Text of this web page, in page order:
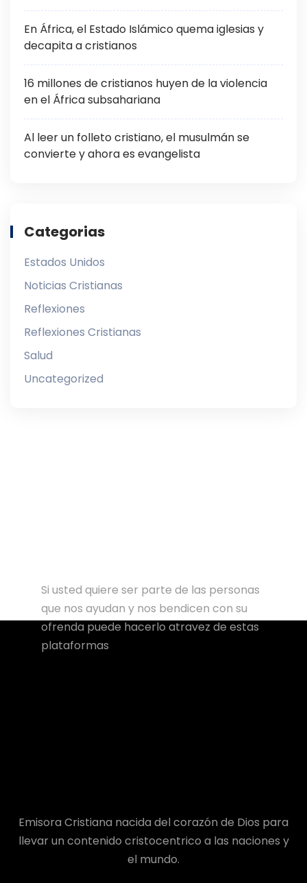
En África, el Estado Islámico quema iglesias y
decapita a cristianos
16 millones de cristianos huyen de la violencia
en el África subsahariana
Al leer un folleto cristiano, el musulmán se
convierte y ahora es evangelista
Categorias
Estados Unidos
Noticias Cristianas
Reflexiones
Reflexiones Cristianas
Salud
Uncategorized
Si usted quiere ser parte de las personas
que nos ayudan y nos bendicen con su
ofrenda puede hacerlo atravez de estas
plataformas
Emisora Cristiana nacida del corazón de Dios para
llevar un contenido cristocentrico a las naciones y
el mundo.